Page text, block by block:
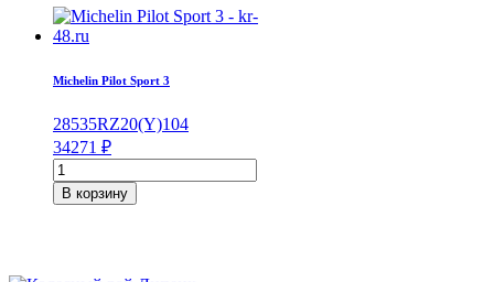
102
Y
Michelin Pilot Sport 3
28535RZ20(Y)104
34271 ₽
Количество
товара
Michelin
В корзину